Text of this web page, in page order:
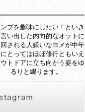
プを趣味にしたい！といき
い出した内向的なオットに
される人嫌いなヨメが中年
とってはほぼ修行ともいえ
トドアに立ち向かう姿をゆ
るりと綴ります。